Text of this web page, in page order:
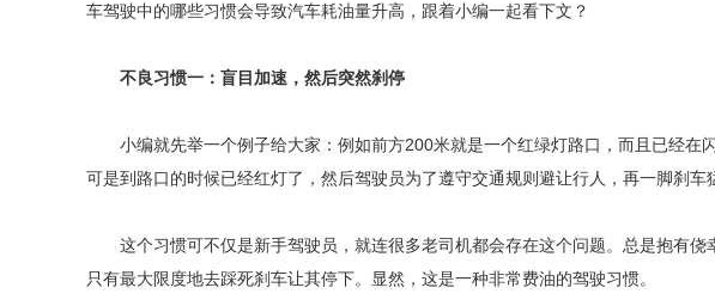
车驾驶中的哪些习惯会导致汽车耗油量升高，跟着小编一起看下文？
不良习惯一：盲目加速，然后突然刹停
小编就先举一个例子给大家：例如前方200米就是一个红绿灯路口，而且已经在
可是到路口的时候已经红灯了，然后驾驶员为了遵守交通规则避让行人，再一脚刹车
这个习惯可不仅是新手驾驶员，就连很多老司机都会存在这个问题。总是抱有侥
只有最大限度地去踩死刹车让其停下。显然，这是一种非常费油的驾驶习惯。